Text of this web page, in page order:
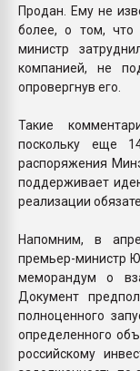
Продан. Ему не
более, о том, что
министр
компанией, не
опровергнув его.
Такие
поскольку еще
распоряжения
поддерживает
реализации
Напомним, в
премьер-министр
меморандум о
Документ
полноценного
определенного
российскому